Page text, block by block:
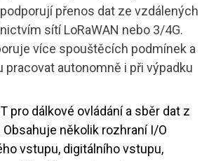
podporují přenos dat ze vzdálených
sítí LoRaWAN nebo 3/4G.
více spouštěcích podmínek a
pracovat autonomně i při výpadku
pro dálkové ovládání a sběr dat z
několik rozhraní I/O
vstupu, digitálního vstupu,